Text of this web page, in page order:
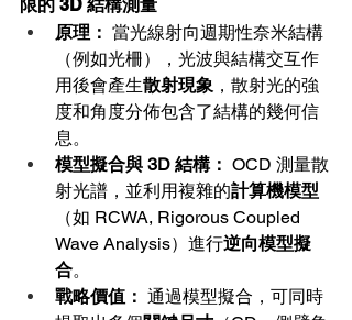
限的 3D 結構測量
原理： 當光線射向週期性奈米結構
（例如光柵），光波與結構交互作
用後會產生散射現象 ，散射光的強
度和角度分佈包含了結構的幾何信
息。
模型擬合與 3D 結構： OCD 測量散
射光譜，並利用複雜的計算機模型
（如 RCWA, Rigorous Coupled
Wave Analysis）進行逆向模型擬
合。
戰略價值： 通過模型擬合，可同時